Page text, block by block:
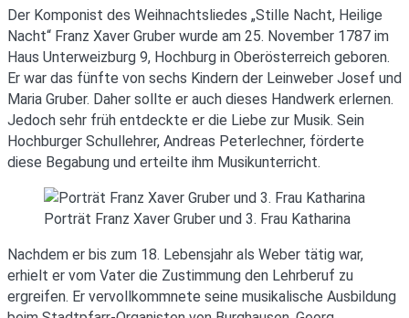
Der Komponist des Weihnachtsliedes „Stille Nacht, Heilige
Nacht“ Franz Xaver Gruber wurde am 25. November 1787 im
Haus Unterweizburg 9, Hochburg in Oberösterreich geboren.
Er war das fünfte von sechs Kindern der Leinweber Josef und
Maria Gruber. Daher sollte er auch dieses Handwerk erlernen.
Jedoch sehr früh entdeckte er die Liebe zur Musik. Sein
Hochburger Schullehrer, Andreas Peterlechner, förderte
diese Begabung und erteilte ihm Musikunterricht.
Porträt Franz Xaver Gruber und 3. Frau Katharina
Nachdem er bis zum 18. Lebensjahr als Weber tätig war,
erhielt er vom Vater die Zustimmung den Lehrberuf zu
ergreifen. Er vervollkommnete seine musikalische Ausbildung